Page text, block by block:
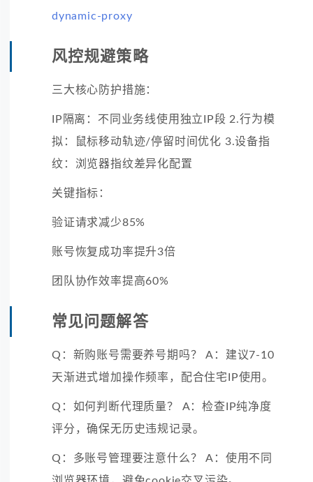
dynamic-proxy
风控规避策略
三大核心防护措施：
IP隔离：不同业务线使用独立IP段 2.行为模
拟：鼠标移动轨迹/停留时间优化 3.设备指
纹：浏览器指纹差异化配置
关键指标：
验证请求减少85%
账号恢复成功率提升3倍
团队协作效率提高60%
常见问题解答
Q：新购账号需要养号期吗？ A：建议7-10
天渐进式增加操作频率，配合住宅IP使用。
Q：如何判断代理质量？ A：检查IP纯净度
评分，确保无历史违规记录。
Q：多账号管理要注意什么？ A：使用不同